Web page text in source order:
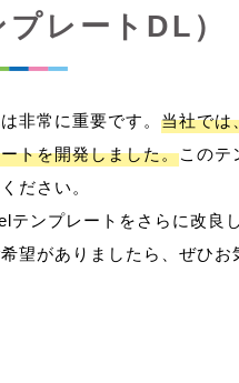
プレートDL）
非常に重要です。 当社では
トを開発しました。このテ
ださい。
ンプレートをさらに改良
望がありましたら、ぜひお